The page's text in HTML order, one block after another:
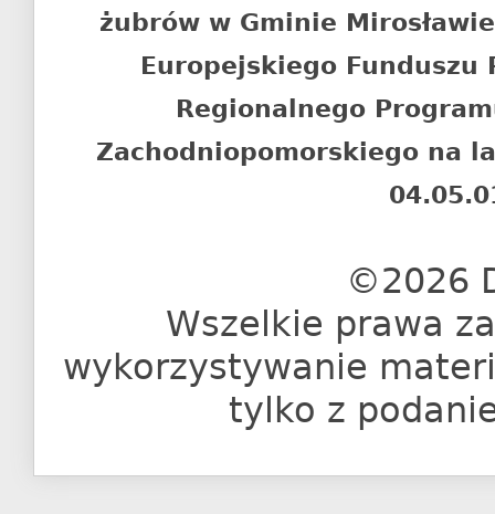
żubrów w Gminie
Europejskiego Funduszu
Regionalnego
Zachodniopomorskiego na
©2026
Wszelkie prawa
wykorzystywanie
tylko z